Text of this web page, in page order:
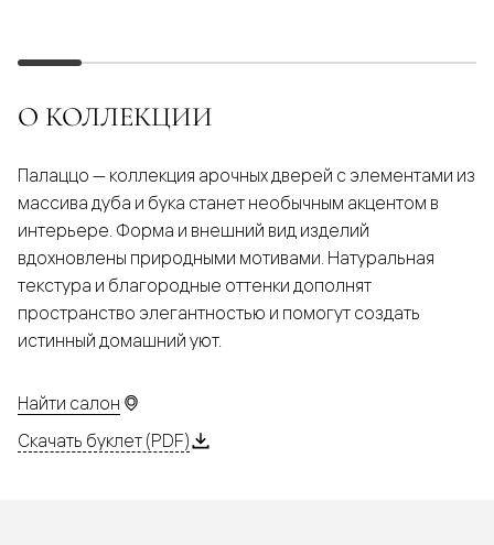
О КОЛЛЕКЦИИ
Палаццо — коллекция арочных дверей с элементами из
массива дуба и бука станет необычным акцентом в
интерьере. Форма и внешний вид изделий
вдохновлены природными мотивами. Натуральная
текстура и благородные оттенки дополнят
пространство элегантностью и помогут создать
истинный домашний уют.
Найти салон
Скачать буклет (PDF)